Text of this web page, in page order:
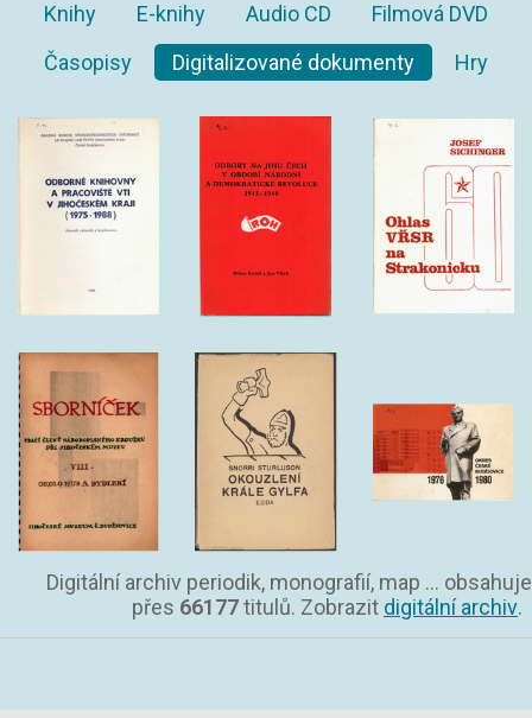
Knihy E-knihy Audio CD
Filmová DVD
Časopisy
Digitalizované dokumenty Hry
Digitální archiv periodik, monografií, map ... obsahuje
přes 66177titulů. Zobrazit digitální archiv.